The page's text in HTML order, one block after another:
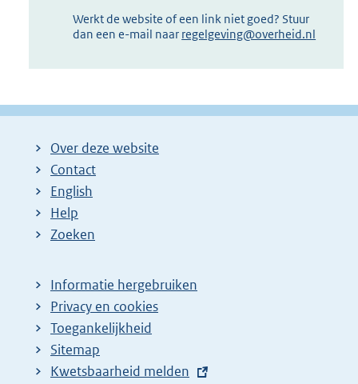
Werkt de website of een link niet goed? Stuur
dan een e-mail naar regelgeving@overheid.nl
Over deze website
Contact
English
Help
Zoeken
Informatie hergebruiken
Privacy en cookies
Toegankelijkheid
Sitemap
E
Kwetsbaarheid melden